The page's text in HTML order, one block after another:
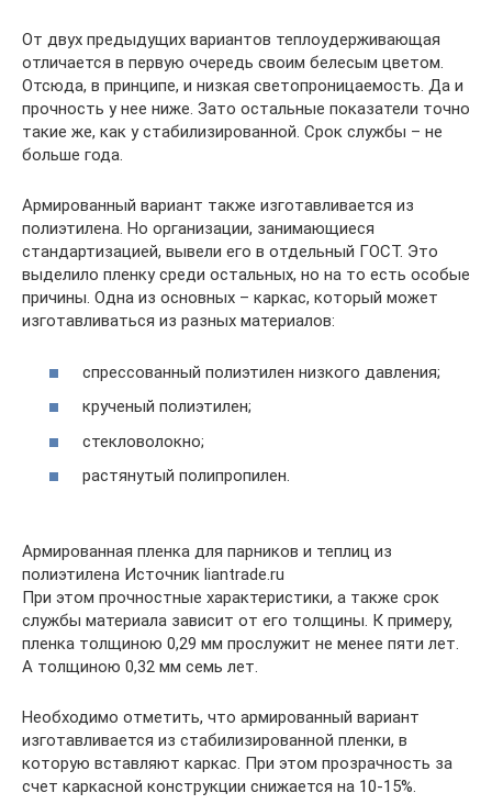
От двух предыдущих вариантов теплоудерживающая
отличается в первую очередь своим белесым цветом.
Отсюда, в принципе, и низкая светопроницаемость. Да и
прочность у нее ниже. Зато остальные показатели точно
такие же, как у стабилизированной. Срок службы – не
больше года.
Армированный вариант также изготавливается из
полиэтилена. Но организации, занимающиеся
стандартизацией, вывели его в отдельный ГОСТ. Это
выделило пленку среди остальных, но на то есть особые
причины. Одна из основных – каркас, который может
изготавливаться из разных материалов:
спрессованный полиэтилен низкого давления;
крученый полиэтилен;
стекловолокно;
растянутый полипропилен.
Армированная пленка для парников и теплиц из
полиэтилена Источник liantrade.ru
При этом прочностные характеристики, а также срок
службы материала зависит от его толщины. К примеру,
пленка толщиною 0,29 мм прослужит не менее пяти лет.
А толщиною 0,32 мм семь лет.
Необходимо отметить, что армированный вариант
изготавливается из стабилизированной пленки, в
которую вставляют каркас. При этом прозрачность за
счет каркасной конструкции снижается на 10-15%.